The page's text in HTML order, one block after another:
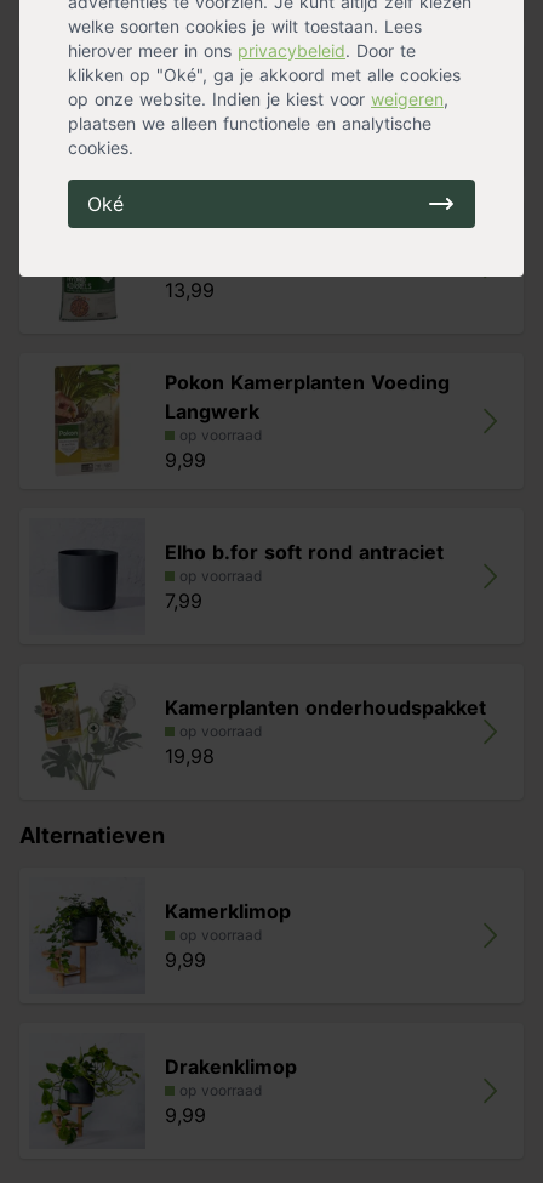
welke soorten cookies je wilt toestaan. Lees
hierover meer in ons privacybeleid. Door te
klikken op "Oké", ga je akkoord met alle cookies
op onze website. Indien je kiest voor weigeren,
plaatsen we alleen functionele en analytische
cookies.
Oké
Pokon Kamerplanten Potgrond
op voorraad
13,99
13,99
Pokon Kamerplanten Voeding
Langwerk
op voorraad
9,99
Elho b.for soft rond antraciet
op voorraad
7,99
Kamerplanten onderhoudspakket
op voorraad
19,98
Alternatieven
Kamerklimop
op voorraad
9,99
Drakenklimop
op voorraad
9,99